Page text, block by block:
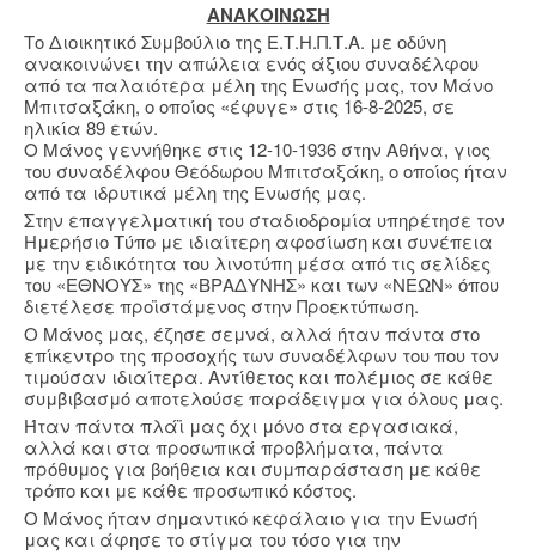
ΑΝΑΚΟΙΝΩΣΗ
Το Διοικητικό Συμβούλιο της Ε.Τ.Η.Π.Τ.Α. με οδύνη
ανακοινώνει την απώλεια ενός άξιου συναδέλφου
από τα παλαιότερα μέλη της Ενωσής μας, τον Μάνο
Μπιτσαξάκη, ο οποίος «έφυγε» στις 16-8-2025, σε
ηλικία 89 ετών.
Ο Μάνος γεννήθηκε στις 12-10-1936 στην Αθήνα, γιος
του συναδέλφου Θεόδωρου Μπιτσαξάκη, ο οποίος ήταν
από τα ιδρυτικά μέλη της Ενωσής μας.
Στην επαγγελματική του σταδιοδρομία υπηρέτησε τον
Ημερήσιο Τύπο με ιδιαίτερη αφοσίωση και συνέπεια
με την ειδικότητα του λινοτύπη μέσα από τις σελίδες
του «ΕΘΝΟΥΣ» της «ΒΡΑΔΥΝΗΣ» και των «ΝΕΩΝ» όπου
διετέλεσε προϊστάμενος στην Προεκτύπωση.
Ο Μάνος μας, έζησε σεμνά, αλλά ήταν πάντα στο
επίκεντρο της προσοχής των συναδέλφων του που τον
τιμούσαν ιδιαίτερα. Αντίθετος και πολέμιος σε κάθε
συμβιβασμό αποτελούσε παράδειγμα για όλους μας.
Ήταν πάντα πλάϊ μας όχι μόνο στα εργασιακά,
αλλά και στα προσωπικά προβλήματα, πάντα
πρόθυμος για βοήθεια και συμπαράσταση με κάθε
τρόπο και με κάθε προσωπικό κόστος.
Ο Μάνος ήταν σημαντικό κεφάλαιο για την Ενωσή
μας και άφησε το στίγμα του τόσο για την